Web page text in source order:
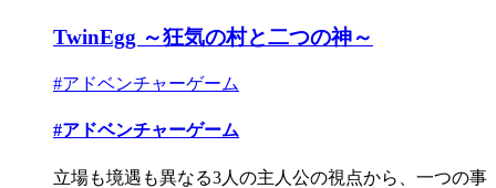
TwinEgg ～狂気の村と二つの神～
#アドベンチャーゲーム
#アドベンチャーゲーム
立場も境遇も異なる3人の主人公の視点から、一つの事